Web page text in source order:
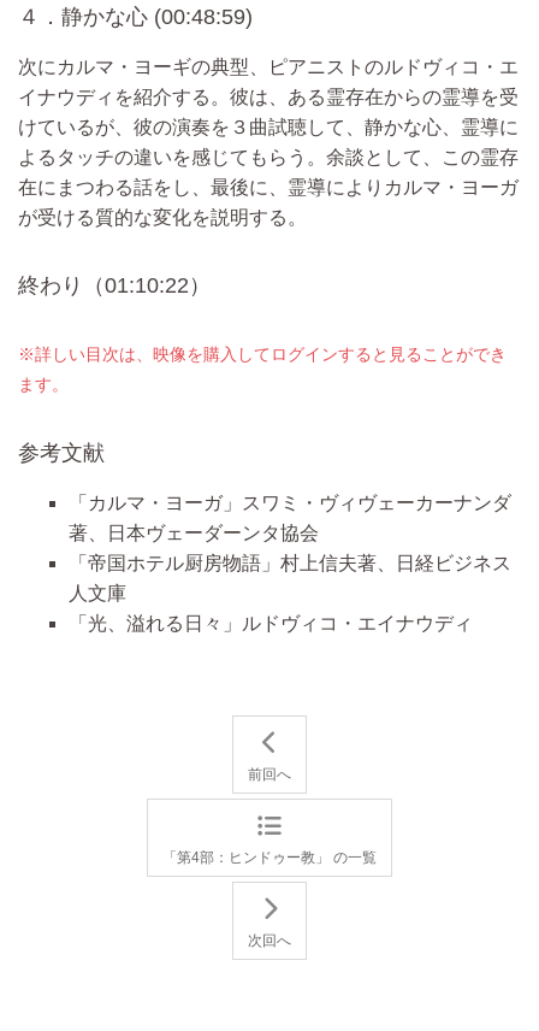
４．静かな心 (00:48:59)
次にカルマ・ヨーギの典型、ピアニストのルドヴィコ・エ
イナウディを紹介する。彼は、ある霊存在からの霊導を受
けているが、彼の演奏を３曲試聴して、静かな心、霊導に
よるタッチの違いを感じてもらう。余談として、この霊存
在にまつわる話をし、最後に、霊導によりカルマ・ヨーガ
が受ける質的な変化を説明する。
終わり（01:10:22）
※詳しい目次は、映像を購入してログインすると見ることができ
ます。
参考文献
「カルマ・ヨーガ」スワミ・ヴィヴェーカーナンダ
著、日本ヴェーダーンタ協会
「帝国ホテル厨房物語」村上信夫著、日経ビジネス
人文庫
「光、溢れる日々」ルドヴィコ・エイナウディ
前回へ
「第4部：ヒンドゥー教」 の一覧
次回へ